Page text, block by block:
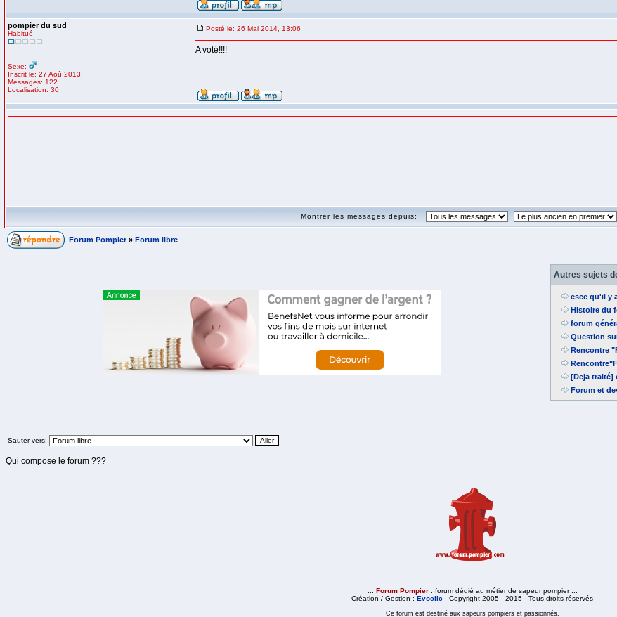
pompier du sud
Habitué
Sexe:
Inscrit le: 27 Aoû 2013
Messages: 122
Localisation: 30
Posté le: 26 Mai 2014, 13:06
A voté!!!!
Montrer les messages depuis:
Forum Pompier » Forum libre
Autres sujets
esce qu'il y
Histoire du
forum
Question
Rencontre
[Deja traité]
Forum et
Sauter vers:
Qui compose le forum ???
.:: Forum Pompier: forum dédié au métier de sapeur pompier ::.
Création / Gestion : Evoclic - Copyright 2005 - 2015 - Tous droits réservés
Ce forum est destiné aux sapeurs pompiers et passionnés.